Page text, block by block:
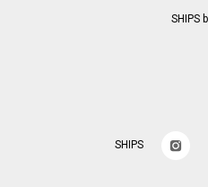
SHIPS
SHIPS